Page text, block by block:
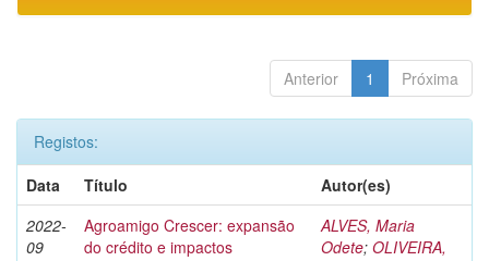
Anterior 1 Próxima
Registos:
Data
Título
Autor(es)
2022-
09
Agroamigo Crescer: expansão
do crédito e impactos
ALVES, Maria
Odete; OLIVEIRA,